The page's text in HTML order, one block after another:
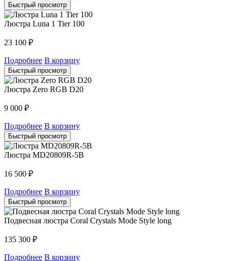
Быстрый просмотр
Люстра Luna 1 Tier 100
23 100 ₽
Подробнее В корзину
Быстрый просмотр
Люстра Zero RGB D20
9 000 ₽
Подробнее В корзину
Быстрый просмотр
Люстра MD20809R-5B
16 500 ₽
Подробнее В корзину
Быстрый просмотр
Подвесная люстра Coral Crystals Mode Style long
135 300 ₽
Подробнее В корзину